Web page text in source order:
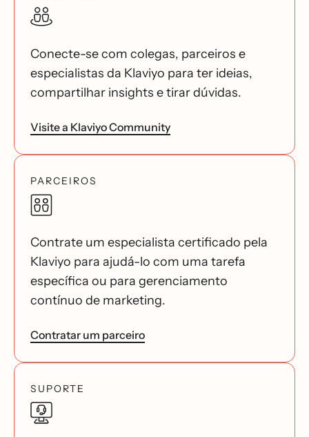
Conecte-se com colegas, parceiros e
especialistas da Klaviyo para ter ideias,
compartilhar insights e tirar dúvidas.
Visite a Klaviyo Community
PARCEIROS
Contrate um especialista certificado pela
Klaviyo para ajudá-lo com uma tarefa
específica ou para gerenciamento
contínuo de marketing.
Contratar um parceiro
SUPORTE